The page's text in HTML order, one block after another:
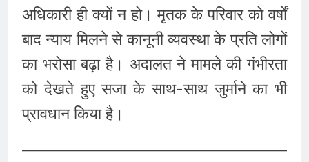
अधिकारी ही क्यों न हो। मृतक के परिवार को वर्षों
बाद न्याय मिलने से कानूनी व्यवस्था के प्रति लोगों
का भरोसा बढ़ा है। अदालत ने मामले की गंभीरता
को देखते हुए सजा के साथ-साथ जुर्माने का भी
प्रावधान किया है।